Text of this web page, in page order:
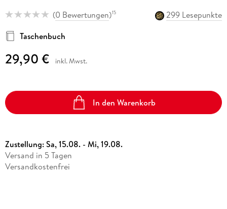
(0 Bewertungen)15
299 Lesepunkte
Taschenbuch
29,90 € inkl. Mwst.
In den Warenkorb
Zustellung:Sa, 15.08. - Mi, 19.08.
Versand in 5 Tagen
Versandkostenfrei